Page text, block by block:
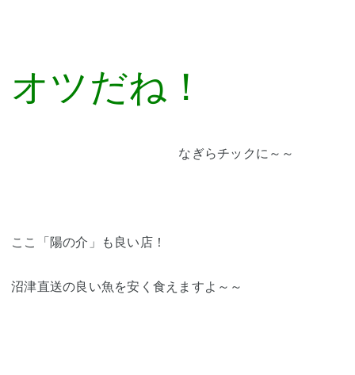
オツだね！
なぎらチックに～～
ここ「陽の介」も良い店！
沼津直送の良い魚を安く食えますよ～～